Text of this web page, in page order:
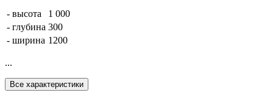
- высота
1 000
- глубина 300
- ширина 1200
...
Все характеристики